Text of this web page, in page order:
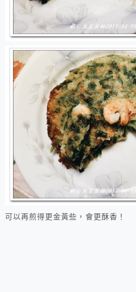
可以再煎得更金黃些，會更酥香！